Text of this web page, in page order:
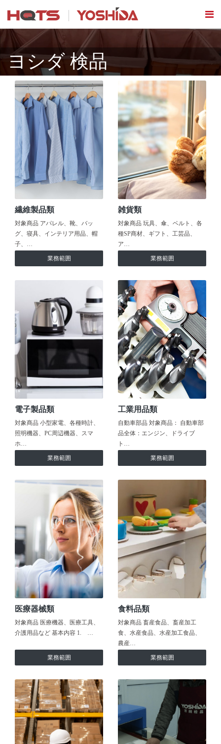
ヨシダ 検品
繊維製品類
対象商品 アパレル、靴、バッ
グ、寝具、インテリア用品、帽
子、…
業務範囲
雑貨類
対象商品 玩具、傘、ベルト、各
種SP商材、ギフト、工芸品、
ア…
業務範囲
電子製品類
対象商品 小型家電、各種時計、
照明機器、PC周辺機器、スマ
ホ…
業務範囲
工業用品類
自動車部品 対象商品： 自動車部
品全体：エンジン、ドライブ
ト…
業務範囲
医療器械類
対象商品 医療機器、医療工具、
介護用品など 基本内容 1. …
業務範囲
食料品類
対象商品 畜産食品、畜産加工
食、水産食品、水産加工食品、
農産…
業務範囲